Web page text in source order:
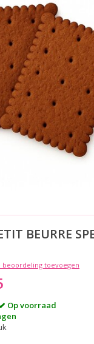
BEURRE
beoordeling toevoegen
Op voorraad